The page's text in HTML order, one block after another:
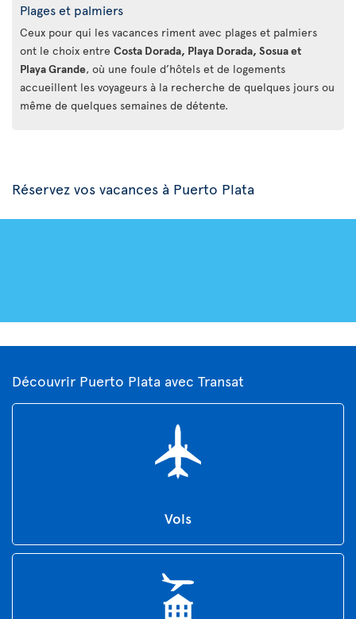
Plages et palmiers
Ceux pour qui les vacances riment avec plages et palmiers
ont le choix entre Costa Dorada, Playa Dorada, Sosua et
Playa Grande, où une foule d’hôtels et de logements
accueillent les voyageurs à la recherche de quelques jours ou
même de quelques semaines de détente.
Réservez vos vacances à Puerto Plata
Découvrir Puerto Plata avec Transat
Vols